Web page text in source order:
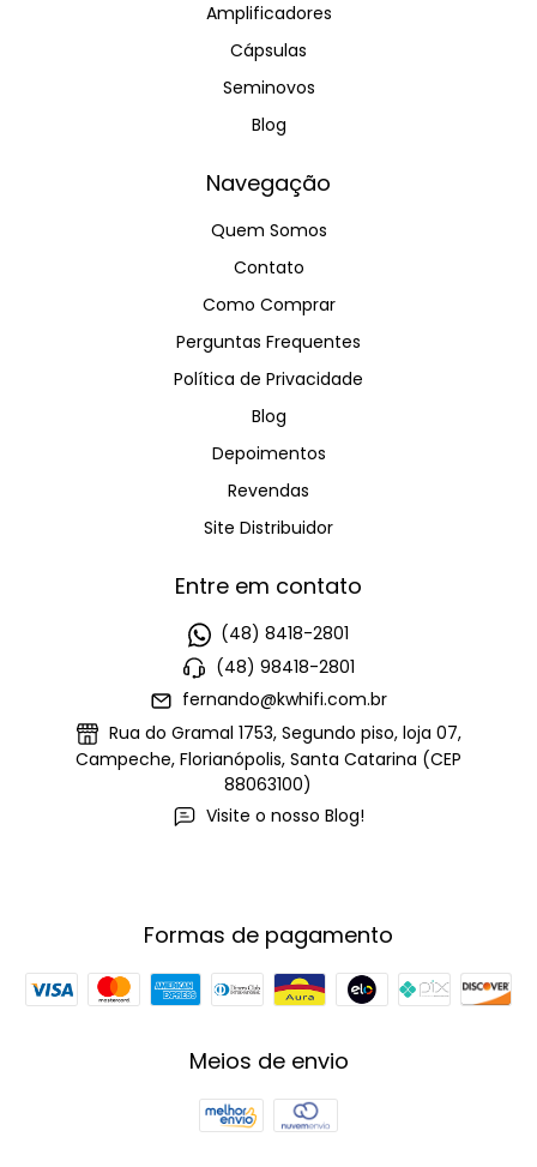
Amplificadores
Cápsulas
Seminovos
Blog
Navegação
Quem Somos
Contato
Como Comprar
Perguntas Frequentes
Política de Privacidade
Blog
Depoimentos
Revendas
Site Distribuidor
Entre em contato
(48) 8418-2801
(48) 98418-2801
fernando@kwhifi.com.br
Rua do Gramal 1753, Segundo piso, loja 07,
Campeche, Florianópolis, Santa Catarina (CEP
88063100)
Visite o nosso Blog!
Formas de pagamento
Meios de envio